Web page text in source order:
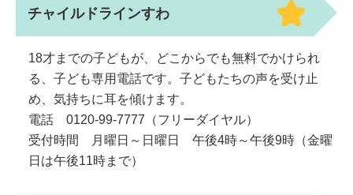
チャイルドラインすわ
18才までの子どもが、どこからでも無料でかけられ
る、子ども専用電話です。子どもたちの声を受け止
め、気持ちに耳を傾けます。
電話 0120-99-7777（フリーダイヤル）
受付時間 月曜日～日曜日 午後4時～午後9時（金曜
日は午後11時まで）